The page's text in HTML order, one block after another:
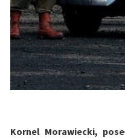
Kornel Morawiecki,